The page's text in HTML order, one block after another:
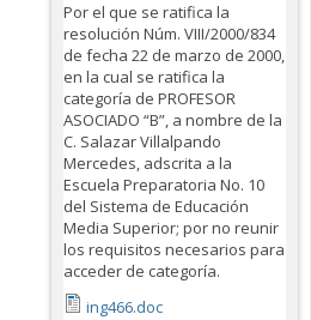
Por el que se ratifica la
resolución Núm. VIII/2000/834
de fecha 22 de marzo de 2000,
en la cual se ratifica la
categoría de PROFESOR
ASOCIADO “B”, a nombre de la
C. Salazar Villalpando
Mercedes, adscrita a la
Escuela Preparatoria No. 10
del Sistema de Educación
Media Superior; por no reunir
los requisitos necesarios para
acceder de categoría.
ing466.doc